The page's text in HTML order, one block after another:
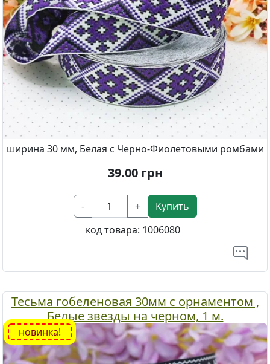
ширина 30 мм, Белая с Черно-Фиолетовыми ромбами
39.00грн
- +
Купить
код товара: 1006080
Тесьма гобеленовая 30мм с орнаментом ,
Белые звезды на черном, 1 м.
новинка!